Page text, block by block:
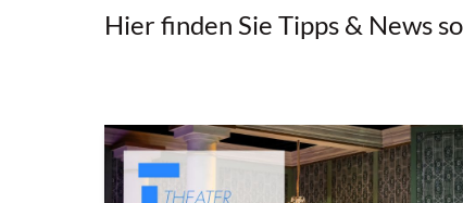
Hier finden Sie Tipps & News